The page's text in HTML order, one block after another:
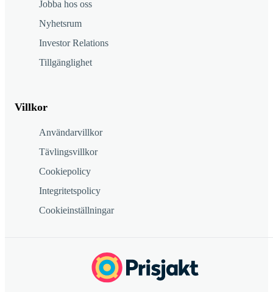
Jobba hos oss
Nyhetsrum
Investor Relations
Tillgänglighet
Villkor
Användarvillkor
Tävlingsvillkor
Cookiepolicy
Integritetspolicy
Cookieinställningar